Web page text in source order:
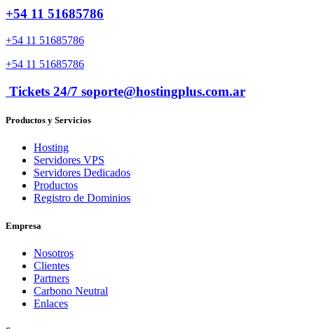
+54 11 51685786
+54 11 51685786
+54 11 51685786
Tickets 24/7 soporte@hostingplus.com.ar
Productos y Servicios
Hosting
Servidores VPS
Servidores Dedicados
Productos
Registro de Dominios
Empresa
Nosotros
Clientes
Partners
Carbono Neutral
Enlaces